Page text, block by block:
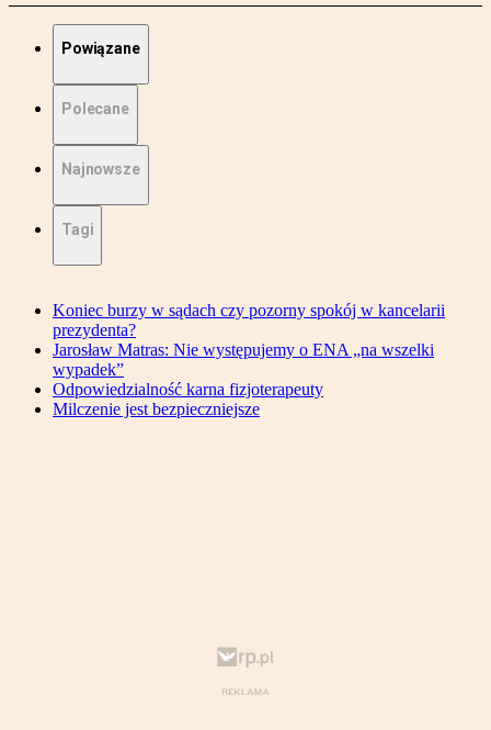
Powiązane
Polecane
Najnowsze
Tagi
Koniec burzy w sądach czy pozorny spokój w kancelarii
prezydenta?
Jarosław Matras: Nie występujemy o ENA „na wszelki
wypadek”
Odpowiedzialność karna fizjoterapeuty
Milczenie jest bezpieczniejsze